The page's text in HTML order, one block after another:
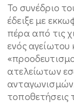
Το συνέδριο
έδειξε με
πέρα από τις
ενός αγείωτου
ατελείωτων